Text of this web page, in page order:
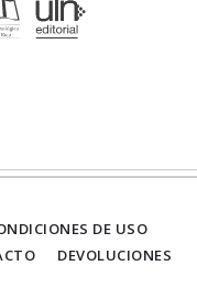
DE USO
DEVOLUCIONES